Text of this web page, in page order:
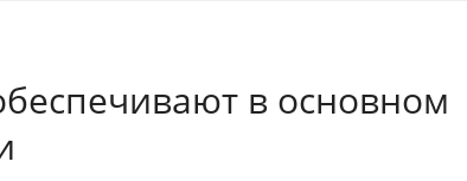
в основном